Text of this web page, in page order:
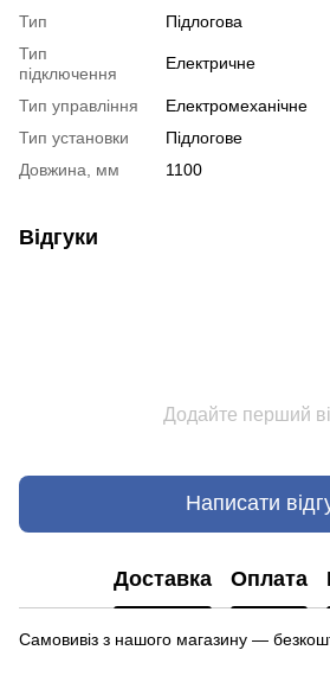
Тип
Підлогова
Тип
підключення
Електричне
Тип управління
Електромеханічне
Тип установки
Підлогове
Довжина, мм
1100
Відгуки
Додайте перший
Написати
Доставка Оплата
Самовивіз з нашого магазину —